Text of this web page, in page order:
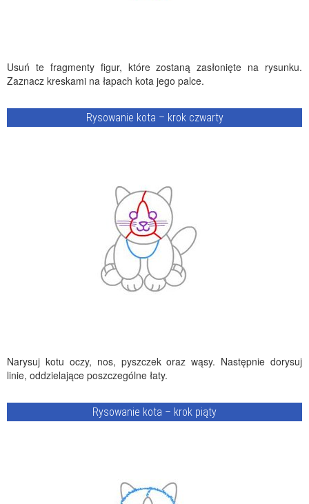
Usuń te fragmenty figur, które zostaną zasłonięte na rysunku.
Zaznacz kreskami na łapach kota jego palce.
Rysowanie kota – krok czwarty
Narysuj kotu oczy, nos, pyszczek oraz wąsy. Następnie dorysuj
linie, oddzielające poszczególne łaty.
Rysowanie kota – krok piąty